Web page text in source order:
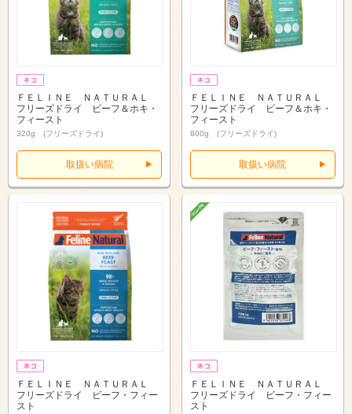
ＦＥＬＩＮＥ ＮＡＴＵＲＡＬ
フリーズドライ ビーフ＆ホキ・
フィースト
320g (フリーズドライ)
取扱い病院
ＦＥＬＩＮＥ ＮＡＴＵＲＡＬ
フリーズドライ ビーフ＆ホキ・
フィースト
800g (フリーズドライ)
取扱い病院
ＦＥＬＩＮＥ ＮＡＴＵＲＡＬ
フリーズドライ ビーフ・フィー
スト
ＦＥＬＩＮＥ ＮＡＴＵＲＡＬ
フリーズドライ ビーフ・フィー
スト